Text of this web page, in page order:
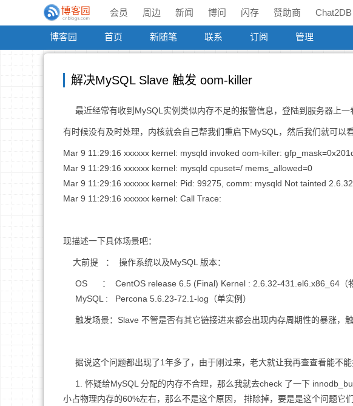
会员 周边 新闻 博问 闪存 赞助商 Chat2DB
博客园 首页 新随笔 联系 订阅 管理
解决MySQL Slave 触发 oom-killer
最近经常有收到MySQL实例类似内存不足的报警信息，登陆到服务器上一
有时候没有及时处理，内核就会自己帮我们重启下MySQL，然后我们就可以
Mar 9 11:29:16 xxxxxx kernel: mysqld invoked oom-killer:
Mar 9 11:29:16 xxxxxx kernel: mysqld cpuset=/ mems_allowed=0
Mar 9 11:29:16 xxxxxx kernel: Pid: 99275, comm: mysqld Not tainted
Mar 9 11:29:16 xxxxxx kernel: Call Trace:
现描述一下具体场景吧：
大前提 ： 操作系统以及MySQL 版本：
OS ： CentOS release 6.5 (Final) Kernel : 2.6.32-431.el6.x86_64（物
MySQL : Percona 5.6.23-72.1-log（单实例）
触发场景：Slave 不管是否有其它链接进来都会出现内存周期性的暴涨，
据说这个问题都出现了1年多了，由于刚过来，老大就让我再查查看能不能
1. 怀疑给MySQL 分配的内存不合理，那么我就去check 了一下
小占物理内存的60%左右，那么不是这个原因， 排除掉，要是是这个问题它